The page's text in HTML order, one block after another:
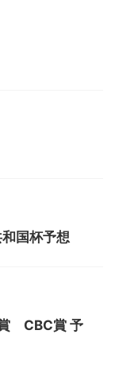
国杯予想
CBC賞 予